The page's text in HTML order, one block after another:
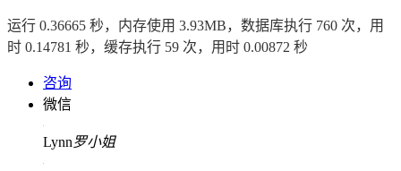
运行 0.36665 秒，内存使用 3.93MB，数据库执行 760 次，用
时 0.14781 秒，缓存执行 59 次，用时 0.00872 秒
咨询
微信
Lynn罗小姐